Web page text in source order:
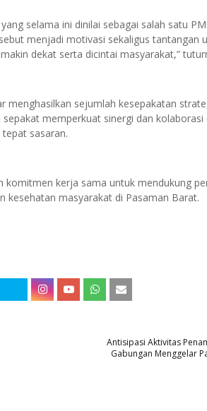
selama ini dinilai sebagai salah satu
menjadi motivasi sekaligus tantangan
dekat serta dicintai masyarakat,”
menghasilkan sejumlah kesepakatan
memperkuat sinergi dan
sasaran.
komitmen kerja sama untuk mendukung
kesehatan masyarakat di Pasaman Barat.
Antisipasi Aktivitas
Gabungan Menggelar